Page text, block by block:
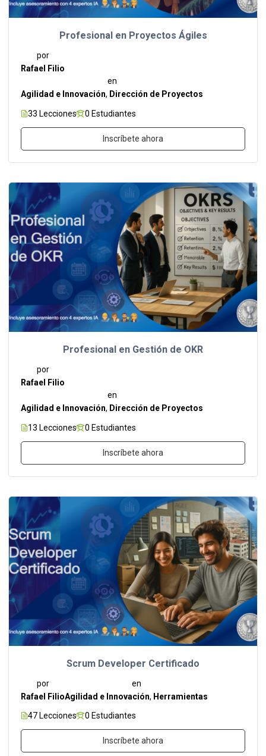
Profesional en Proyectos Ágiles
por
Rafael Filio
en
Agilidad e Innovación, Dirección de Proyectos
33 Lecciones 0 Estudiantes
Inscríbete ahora
Profesional en Gestión de OKR
por
Rafael Filio
en
Agilidad e Innovación, Dirección de Proyectos
13 Lecciones 0 Estudiantes
Inscríbete ahora
Scrum Developer Certificado
por
Rafael Filio
en
Agilidad e Innovación, Herramientas
47 Lecciones 0 Estudiantes
Inscríbete ahora